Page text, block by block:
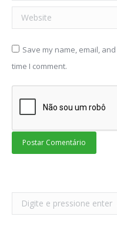
Website
Save my name, email,
time I comment.
Postar Comentário
Search: